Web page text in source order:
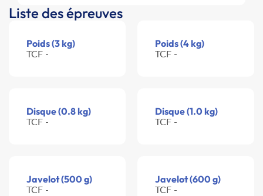
Liste des épreuves
Poids (3 kg)
TCF -
Poids (4 kg)
TCF -
Disque (0.8 kg)
TCF -
Disque (1.0 kg)
TCF -
Javelot (500 g)
TCF -
Javelot (600 g)
TCF -